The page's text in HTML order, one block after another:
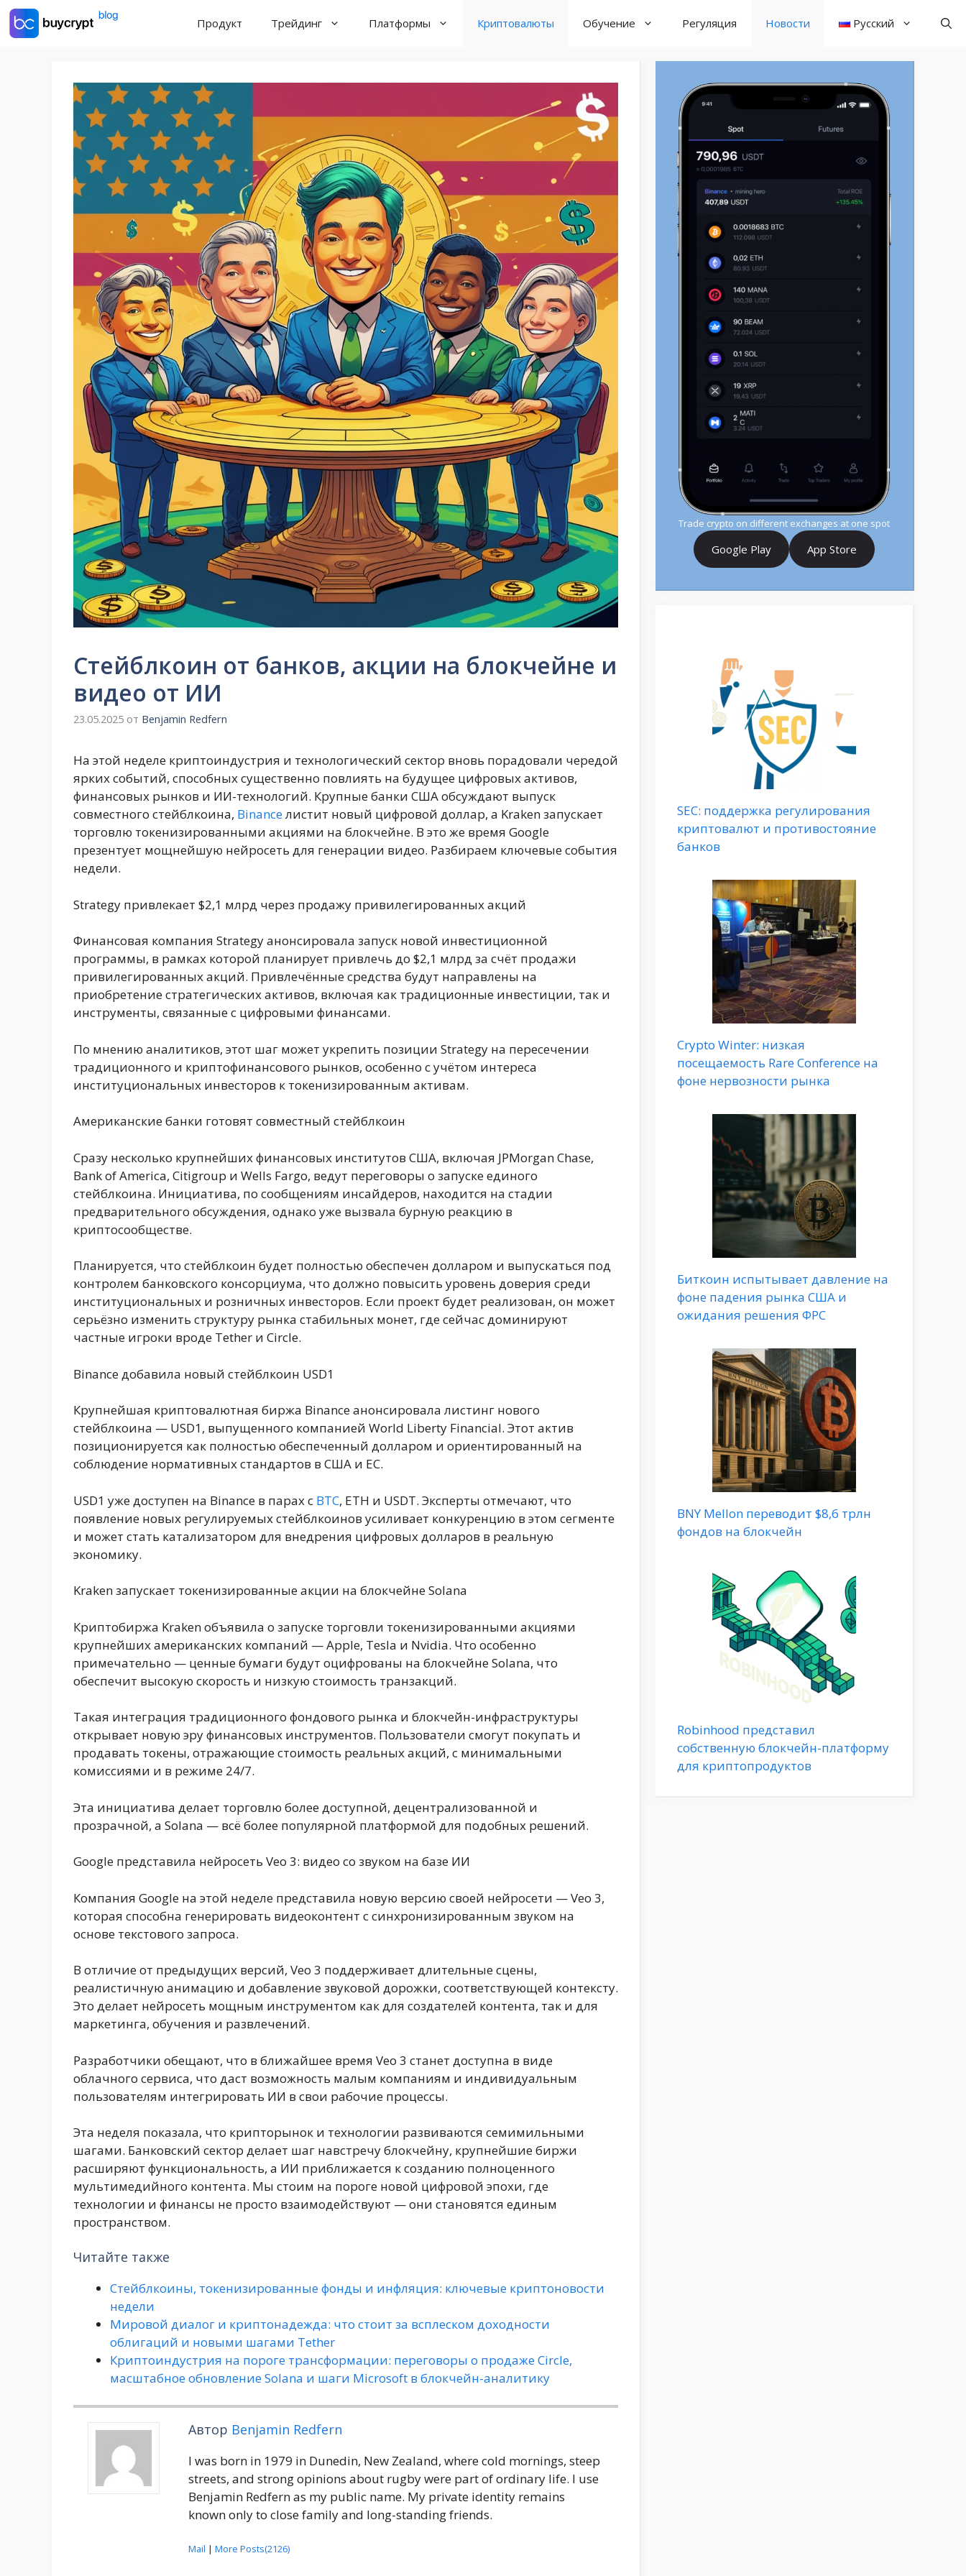
Перейти
Продукт Трейдинг Платформы Криптовалюты Обучение Регуляция Новости Русский
Стейблкоин от банков, акции на блокчейне и
видео от ИИ
23.05.2025 от Benjamin Redfern
На этой неделе криптоиндустрия и технологический сектор вновь порадовали чередой
ярких событий, способных существенно повлиять на будущее цифровых активов,
финансовых рынков и ИИ-технологий. Крупные банки США обсуждают выпуск
совместного стейблкоина, Binanceлистит новый цифровой доллар, а Kraken запускает
торговлю токенизированными акциями на блокчейне. В это же время Google
презентует мощнейшую нейросеть для генерации видео. Разбираем ключевые события
недели.
Strategy привлекает $2,1 млрд через продажу привилегированных акций
Финансовая компания Strategy анонсировала запуск новой инвестиционной
программы, в рамках которой планирует привлечь до $2,1 млрд за счёт продажи
привилегированных акций. Привлечённые средства будут направлены на
приобретение стратегических активов, включая как традиционные инвестиции, так и
инструменты, связанные с цифровыми финансами.
По мнению аналитиков, этот шаг может укрепить позиции Strategy на пересечении
традиционного и криптофинансового рынков, особенно с учётом интереса
институциональных инвесторов к токенизированным активам.
Американские банки готовят совместный стейблкоин
Сразу несколько крупнейших финансовых институтов США, включая JPMorgan Chase,
Bank of America, Citigroup и Wells Fargo, ведут переговоры о запуске единого
стейблкоина. Инициатива, по сообщениям инсайдеров, находится на стадии
предварительного обсуждения, однако уже вызвала бурную реакцию в
криптосообществе.
Планируется, что стейблкоин будет полностью обеспечен долларом и выпускаться под
контролем банковского консорциума, что должно повысить уровень доверия среди
институциональных и розничных инвесторов. Если проект будет реализован, он может
серьёзно изменить структуру рынка стабильных монет, где сейчас доминируют
частные игроки вроде Tether и Circle.
Binance добавила новый стейблкоин USD1
Крупнейшая криптовалютная биржа Binance анонсировала листинг нового
стейблкоина — USD1, выпущенного компанией World Liberty Financial. Этот актив
позиционируется как полностью обеспеченный долларом и ориентированный на
соблюдение нормативных стандартов в США и ЕС.
USD1 уже доступен на Binance в парах с BTC, ETH и USDT. Эксперты отмечают, что
появление новых регулируемых стейблкоинов усиливает конкуренцию в этом сегменте
и может стать катализатором для внедрения цифровых долларов в реальную
экономику.
Kraken запускает токенизированные акции на блокчейне Solana
Криптобиржа Kraken объявила о запуске торговли токенизированными акциями
крупнейших американских компаний — Apple, Tesla и Nvidia. Что особенно
примечательно — ценные бумаги будут оцифрованы на блокчейне Solana, что
обеспечит высокую скорость и низкую стоимость транзакций.
Такая интеграция традиционного фондового рынка и блокчейн-инфраструктуры
открывает новую эру финансовых инструментов. Пользователи смогут покупать и
продавать токены, отражающие стоимость реальных акций, с минимальными
комиссиями и в режиме 24/7.
Эта инициатива делает торговлю более доступной, децентрализованной и
прозрачной, а Solana — всё более популярной платформой для подобных решений.
Google представила нейросеть Veo 3: видео со звуком на базе ИИ
Компания Google на этой неделе представила новую версию своей нейросети — Veo 3,
которая способна генерировать видеоконтент с синхронизированным звуком на
основе текстового запроса.
В отличие от предыдущих версий, Veo 3 поддерживает длительные сцены,
реалистичную анимацию и добавление звуковой дорожки, соответствующей контексту.
Это делает нейросеть мощным инструментом как для создателей контента, так и для
маркетинга, обучения и развлечений.
Разработчики обещают, что в ближайшее время Veo 3 станет доступна в виде
облачного сервиса, что даст возможность малым компаниям и индивидуальным
пользователям интегрировать ИИ в свои рабочие процессы.
Эта неделя показала, что крипторынок и технологии развиваются семимильными
шагами. Банковский сектор делает шаг навстречу блокчейну, крупнейшие биржи
расширяют функциональность, а ИИ приближается к созданию полноценного
мультимедийного контента. Мы стоим на пороге новой цифровой эпохи, где
технологии и финансы не просто взаимодействуют — они становятся единым
пространством.
Читайте также
Стейблкоины, токенизированные фонды и инфляция: ключевые криптоновости
недели
Мировой диалог и криптонадежда: что стоит за всплеском доходности
облигаций и новыми шагами Tether
Криптоиндустрия на пороге трансформации: переговоры о продаже Circle,
масштабное обновление Solana и шаги Microsoft в блокчейн-аналитику
Автор Benjamin Redfern
I was born in 1979 in Dunedin, New Zealand, where cold mornings, steep
streets, and strong opinions about rugby were part of ordinary life. I use
Benjamin Redfern as my public name. My private identity remains
known only to close family and long-standing friends.
Mail | More Posts(2126)
Trade crypto on different exchanges at one spot
Google Play App Store
SEC: поддержка регулирования
криптовалют и противостояние
банков
Crypto Winter: низкая
посещаемость Rare Conference на
фоне нервозности рынка
Биткоин испытывает давление на
фоне падения рынка США и
ожидания решения ФРС
BNY Mellon переводит $8,6 трлн
фондов на блокчейн
Robinhood представил
собственную блокчейн-платформу
для криптопродуктов